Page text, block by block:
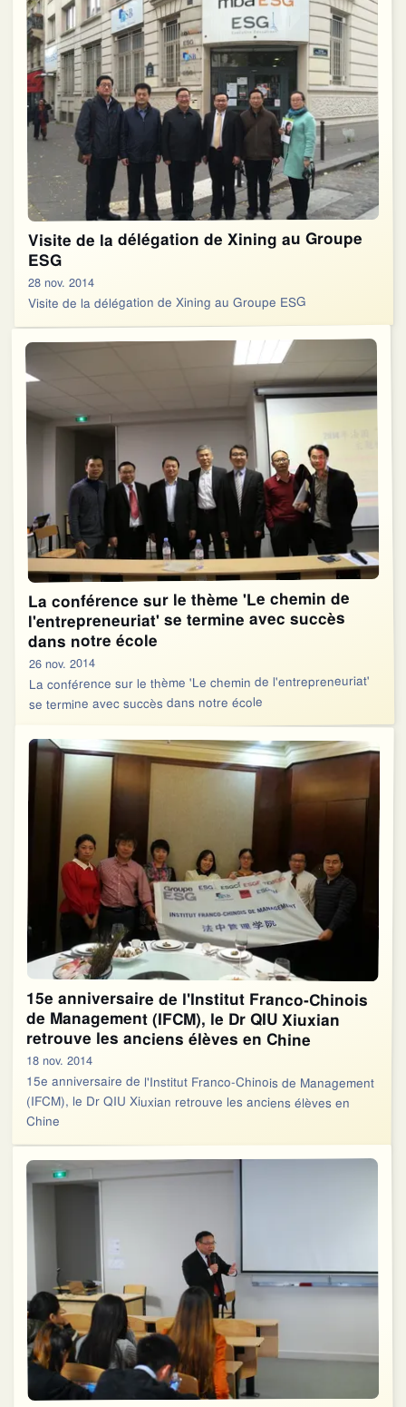
Visite de la délégation de Xining au Groupe
ESG
28 nov. 2014
Visite de la délégation de Xining au Groupe ESG
La conférence sur le thème 'Le chemin de
l'entrepreneuriat' se termine avec succès
dans notre école
26 nov. 2014
La conférence sur le thème 'Le chemin de l'entrepreneuriat'
se termine avec succès dans notre école
15e anniversaire de l'Institut Franco-Chinois
de Management (IFCM), le Dr QIU Xiuxian
retrouve les anciens élèves en Chine
18 nov. 2014
15e anniversaire de l'Institut Franco-Chinois de Management
(IFCM), le Dr QIU Xiuxian retrouve les anciens élèves en
Chine